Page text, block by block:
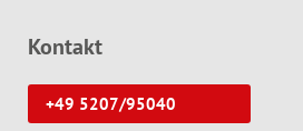
Kontakt
+49 5207/95040